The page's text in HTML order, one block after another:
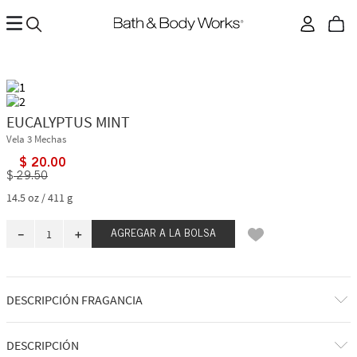
EUCALYPTUS MINT
Vela 3 Mechas
$ 20.00
$ 29.50
14.5 oz / 411 g
＋
－ AGREGAR A LA BOLSA
DESCRIPCIÓN FRAGANCIA
A qué huele: una mezcla de hierbas fresca y relajante enviada
directamente desde el spa.
DESCRIPCIÓN